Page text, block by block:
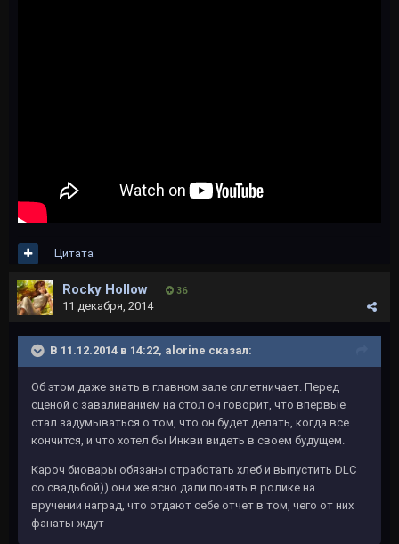
Цитата
Rocky Hollow 36
11 декабря, 2014
В 11.12.2014 в 14:22, alorine сказал:
Об этом даже знать в главном зале сплетничает. Перед
сценой с заваливанием на стол он говорит, что впервые
стал задумываться о том, что он будет делать, когда все
кончится, и что хотел бы Инкви видеть в своем будущем.
Кароч биовары обязаны отработать хлеб и выпустить DLC
со свадьбой)) они же ясно дали понять в ролике на
вручении наград, что отдают себе отчет в том, чего от них
фанаты ждут